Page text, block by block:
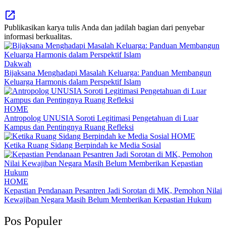
Publikasikan karya tulis Anda dan jadilah bagian dari penyebar
informasi berkualitas.
Dakwah
Bijaksana Menghadapi Masalah Keluarga: Panduan Membangun
Keluarga Harmonis dalam Perspektif Islam
HOME
Antropolog UNUSIA Soroti Legitimasi Pengetahuan di Luar
Kampus dan Pentingnya Ruang Refleksi
HOME
Ketika Ruang Sidang Berpindah ke Media Sosial
HOME
Kepastian Pendanaan Pesantren Jadi Sorotan di MK, Pemohon Nilai
Kewajiban Negara Masih Belum Memberikan Kepastian Hukum
Pos Populer